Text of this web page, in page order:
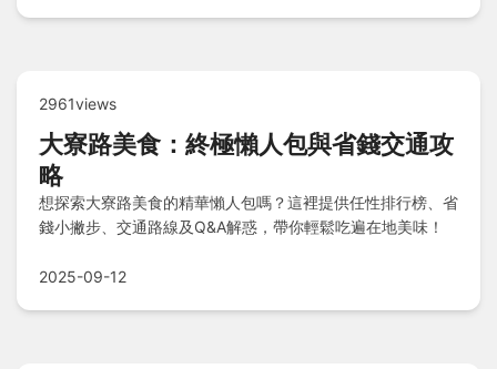
2961views
大寮路美食：終極懶人包與省錢交通攻
略
想探索大寮路美食的精華懶人包嗎？這裡提供任性排行榜、省
錢小撇步、交通路線及Q&A解惑，帶你輕鬆吃遍在地美味！
2025-09-12